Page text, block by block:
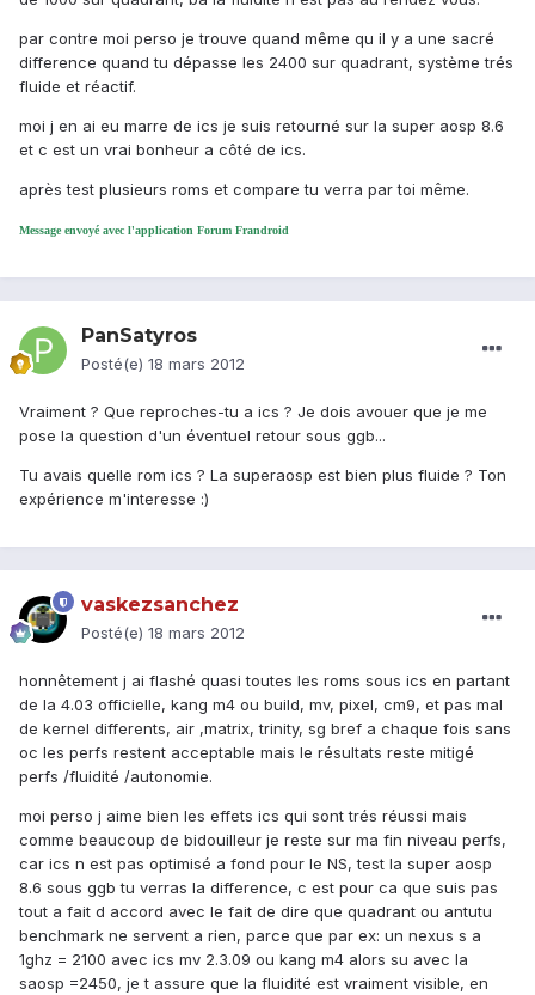
par contre moi perso je trouve quand même qu il y a une sacré
difference quand tu dépasse les 2400 sur quadrant, système trés
fluide et réactif.
moi j en ai eu marre de ics je suis retourné sur la super aosp 8.6
et c est un vrai bonheur a côté de ics.
après test plusieurs roms et compare tu verra par toi même.
Message envoyé avec l'application Forum Frandroid
PanSatyros
Posté(e) 18 mars 2012
Vraiment ? Que reproches-tu a ics ? Je dois avouer que je me
pose la question d'un éventuel retour sous ggb...
Tu avais quelle rom ics ? La superaosp est bien plus fluide ? Ton
expérience m'interesse :)
vaskezsanchez
Posté(e) 18 mars 2012
honnêtement j ai flashé quasi toutes les roms sous ics en partant
de la 4.03 officielle, kang m4 ou build, mv, pixel, cm9, et pas mal
de kernel differents, air ,matrix, trinity, sg bref a chaque fois sans
oc les perfs restent acceptable mais le résultats reste mitigé
perfs /fluidité /autonomie.
moi perso j aime bien les effets ics qui sont trés réussi mais
comme beaucoup de bidouilleur je reste sur ma fin niveau perfs,
car ics n est pas optimisé a fond pour le NS, test la super aosp
8.6 sous ggb tu verras la difference, c est pour ca que suis pas
tout a fait d accord avec le fait de dire que quadrant ou antutu
benchmark ne servent a rien, parce que par ex: un nexus s a
1ghz = 2100 avec ics mv 2.3.09 ou kang m4 alors su avec la
saosp =2450, je t assure que la fluidité est vraiment visible, en